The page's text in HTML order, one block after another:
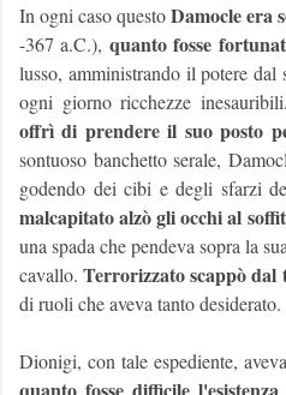
In ogni caso questoDamocle era
-367 a.C.), quanto fosse
lusso, amministrando il potere dal
ogni giorno ricchezze
offrì di prendere il suo posto
sontuoso banchetto serale,
godendo dei cibi e degli sfarzi
malcapitato alzò gli occhi al
una spada che pendeva sopra la
cavallo.Terrorizzato scappò dal
di ruoli che aveva tanto desiderato.
Dionigi, con tale espediente,